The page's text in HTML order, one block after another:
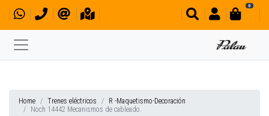
0
Home Trenes eléctricos
R -Maquetismo-Decoración
Noch 14442 Mecanismos de cableado.